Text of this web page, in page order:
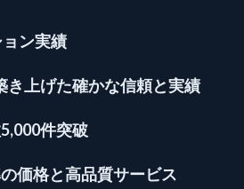
ン実績
き上げた確かな信頼と実績
件突破
価格と高品質サービス